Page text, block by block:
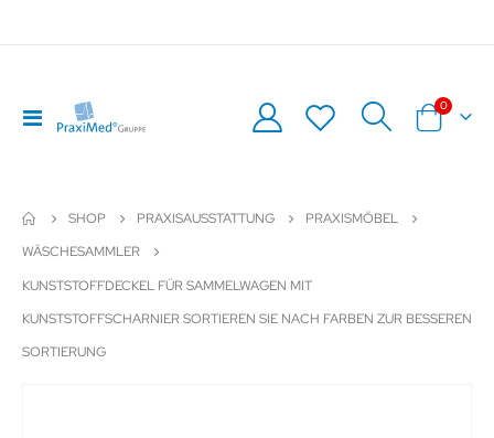
Navigation
umschalten
Warenkorb
0Artikel
SHOP PRAXISAUSSTATTUNG
PRAXISMÖBEL
WÄSCHESAMMLER
KUNSTSTOFFDECKEL FÜR SAMMELWAGEN MIT
KUNSTSTOFFSCHARNIER SORTIEREN SIE NACH FARBEN ZUR BESSEREN
SORTIERUNG